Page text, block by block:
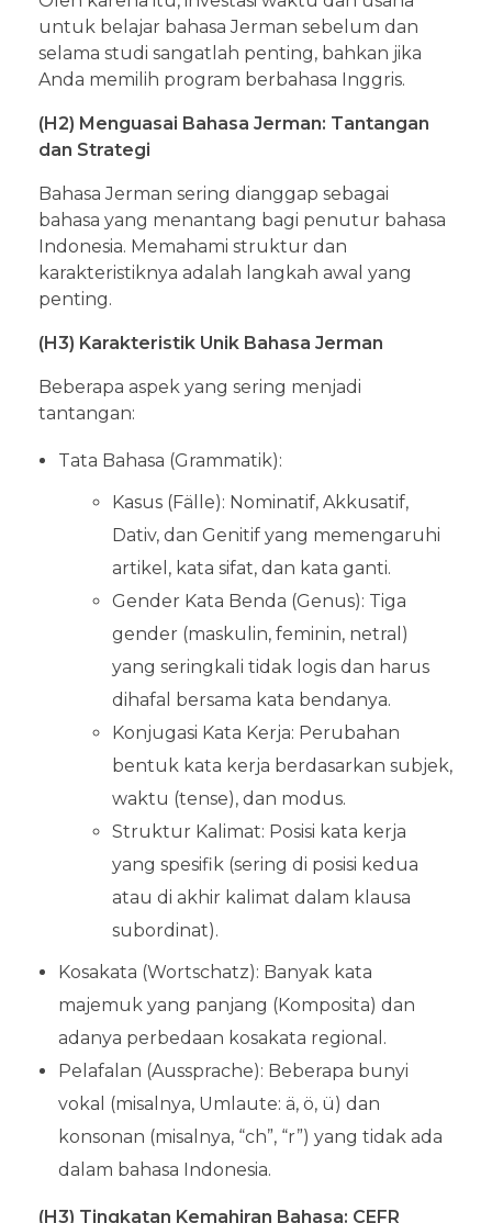
untuk belajar bahasa Jerman sebelum dan
selama studi sangatlah penting, bahkan jika
Anda memilih program berbahasa Inggris.
(H2) Menguasai Bahasa Jerman: Tantangan
dan Strategi
Bahasa Jerman sering dianggap sebagai
bahasa yang menantang bagi penutur bahasa
Indonesia. Memahami struktur dan
karakteristiknya adalah langkah awal yang
penting.
(H3) Karakteristik Unik Bahasa Jerman
Beberapa aspek yang sering menjadi
tantangan:
Tata Bahasa (Grammatik):
Kasus (Fälle): Nominatif, Akkusatif,
Dativ, dan Genitif yang memengaruhi
artikel, kata sifat, dan kata ganti.
Gender Kata Benda (Genus): Tiga
gender (maskulin, feminin, netral)
yang seringkali tidak logis dan harus
dihafal bersama kata bendanya.
Konjugasi Kata Kerja: Perubahan
bentuk kata kerja berdasarkan subjek,
waktu (tense), dan modus.
Struktur Kalimat: Posisi kata kerja
yang spesifik (sering di posisi kedua
atau di akhir kalimat dalam klausa
subordinat).
Kosakata (Wortschatz): Banyak kata
majemuk yang panjang (Komposita) dan
adanya perbedaan kosakata regional.
Pelafalan (Aussprache): Beberapa bunyi
vokal (misalnya, Umlaute: ä, ö, ü) dan
konsonan (misalnya, “ch”, “r”) yang tidak ada
dalam bahasa Indonesia.
(H3) Tingkatan Kemahiran Bahasa: CEFR